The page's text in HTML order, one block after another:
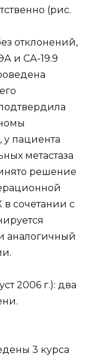
(рис.
отклонений,
и СА-19.9
у пациента
метастаза
решение
в сочетании с
аналогичный
2006 г.): два
3 курса